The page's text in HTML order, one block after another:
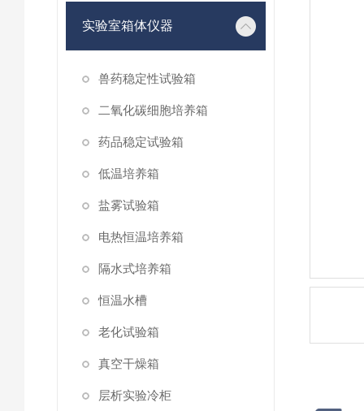
实验室箱体仪器
兽药稳定性试验箱
二氧化碳细胞培养箱
药品稳定试验箱
低温培养箱
盐雾试验箱
电热恒温培养箱
隔水式培养箱
恒温水槽
老化试验箱
真空干燥箱
层析实验冷柜